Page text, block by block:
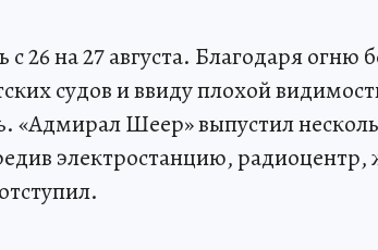
26 на 27 августа. Благодаря огню
судов и ввиду плохой
«Адмирал Шеер» выпустил
электростанцию,